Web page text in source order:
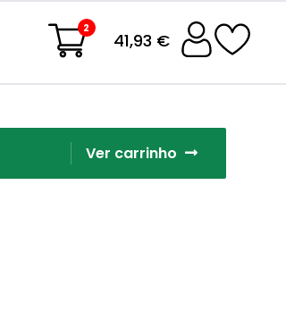
2
41,93 €
Ver carrinho